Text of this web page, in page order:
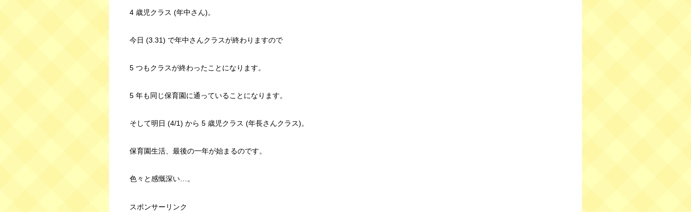
4 歳児クラス (年中さん)。
今日 (3.31) で年中さんクラスが終わりますので
5 つもクラスが終わったことになります。
5 年も同じ保育園に通っていることになります。
そして明日 (4/1) から 5 歳児クラス (年長さんクラス)。
保育園生活、最後の一年が始まるのです。
色々と感慨深い…。
スポンサーリンク